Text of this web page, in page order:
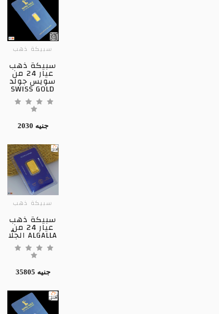
سبيكة ذهب
سبيكة ذهب
عيار 24 من
سويس جولد
SWISS GOLD
2030 جنيه
سبيكة ذهب
سبيكة ذهب
عيار 24 من
الجلّا ALGALLA
35805 جنيه